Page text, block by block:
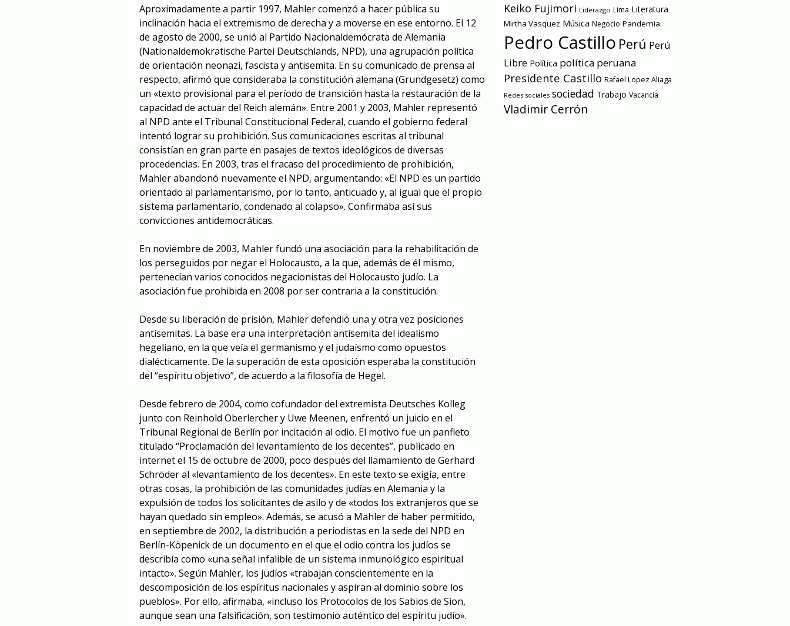
Aproximadamente a partir 1997, Mahler comenzó a hacer pública su
inclinación hacia el extremismo de derecha y a moverse en ese entorno. El 12
de agosto de 2000, se unió al Partido Nacionaldemócrata de Alemania
(Nationaldemokratische Partei Deutschlands, NPD), una agrupación política
de orientación neonazi, fascista y antisemita. En su comunicado de prensa al
respecto, afirmó que consideraba la constitución alemana (Grundgesetz) como
un «texto provisional para el período de transición hasta la restauración de la
capacidad de actuar del Reich alemán». Entre 2001 y 2003, Mahler representó
al NPD ante el Tribunal Constitucional Federal, cuando el gobierno federal
intentó lograr su prohibición. Sus comunicaciones escritas al tribunal
consistían en gran parte en pasajes de textos ideológicos de diversas
procedencias. En 2003, tras el fracaso del procedimiento de prohibición,
Mahler abandonó nuevamente el NPD, argumentando: «El NPD es un partido
orientado al parlamentarismo, por lo tanto, anticuado y, al igual que el propio
sistema parlamentario, condenado al colapso». Confirmaba así sus
convicciones antidemocráticas.
En noviembre de 2003, Mahler fundó una asociación para la rehabilitación de
los perseguidos por negar el Holocausto, a la que, además de él mismo,
pertenecían varios conocidos negacionistas del Holocausto judío. La
asociación fue prohibida en 2008 por ser contraria a la constitución.
Desde su liberación de prisión, Mahler defendió una y otra vez posiciones
antisemitas. La base era una interpretación antisemita del idealismo
hegeliano, en la que veía el germanismo y el judaísmo como opuestos
dialécticamente. De la superación de esta oposición esperaba la constitución
del “espíritu objetivo”, de acuerdo a la filosofía de Hegel.
Desde febrero de 2004, como cofundador del extremista Deutsches Kolleg
junto con Reinhold Oberlercher y Uwe Meenen, enfrentó un juicio en el
Tribunal Regional de Berlín por incitación al odio. El motivo fue un panfleto
titulado “Proclamación del levantamiento de los decentes”, publicado en
internet el 15 de octubre de 2000, poco después del llamamiento de Gerhard
Schröder al «levantamiento de los decentes». En este texto se exigía, entre
otras cosas, la prohibición de las comunidades judías en Alemania y la
expulsión de todos los solicitantes de asilo y de «todos los extranjeros que se
hayan quedado sin empleo». Además, se acusó a Mahler de haber permitido,
en septiembre de 2002, la distribución a periodistas en la sede del NPD en
Berlín-Köpenick de un documento en el que el odio contra los judíos se
describía como «una señal infalible de un sistema inmunológico espiritual
intacto». Según Mahler, los judíos «trabajan conscientemente en la
descomposición de los espíritus nacionales y aspiran al dominio sobre los
pueblos». Por ello, afirmaba, «incluso los Protocolos de los Sabios de Sion,
aunque sean una falsificación, son testimonio auténtico del espíritu judío».
Keiko Fujimori Liderazgo Lima Literatura
Mirtha Vasquez Música Negocio Pandemia
Pedro Castillo Perú Perú
Libre Política política peruana
Presidente Castillo Rafael Lopez Aliaga
Redes sociales sociedad Trabajo Vacancia
Vladimir Cerrón